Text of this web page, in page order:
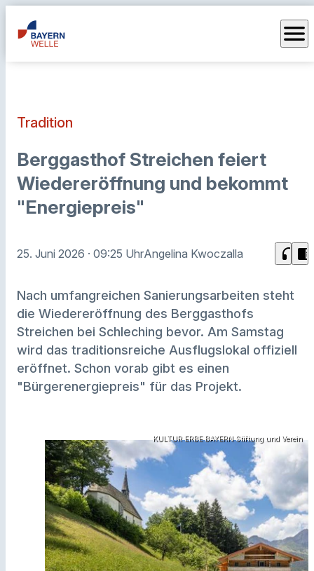
menu
Tradition
Berggasthof Streichen feiert
Wiedereröffnung und bekommt
"Energiepreis"
25. Juni 2026 · 09:25 UhrAngelina Kwoczalla headphones chrome_reader_mode
Nach umfangreichen Sanierungsarbeiten steht
die Wiedereröffnung des Berggasthofs
Streichen bei Schleching bevor. Am Samstag
wird das traditionsreiche Ausflugslokal offiziell
eröffnet. Schon vorab gibt es einen
"Bürgerenergiepreis" für das Projekt.
KULTUR ERBE BAYERN Stiftung und Verein